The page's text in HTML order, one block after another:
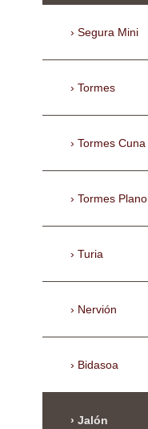
Segura Mini
Tormes
Tormes Cuna
Tormes Plano
Turia
Nervión
Bidasoa
Jalón